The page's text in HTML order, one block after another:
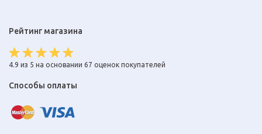
Рейтинг магазина
4.9 из 5 на основании 67 оценок покупателей
Способы оплаты